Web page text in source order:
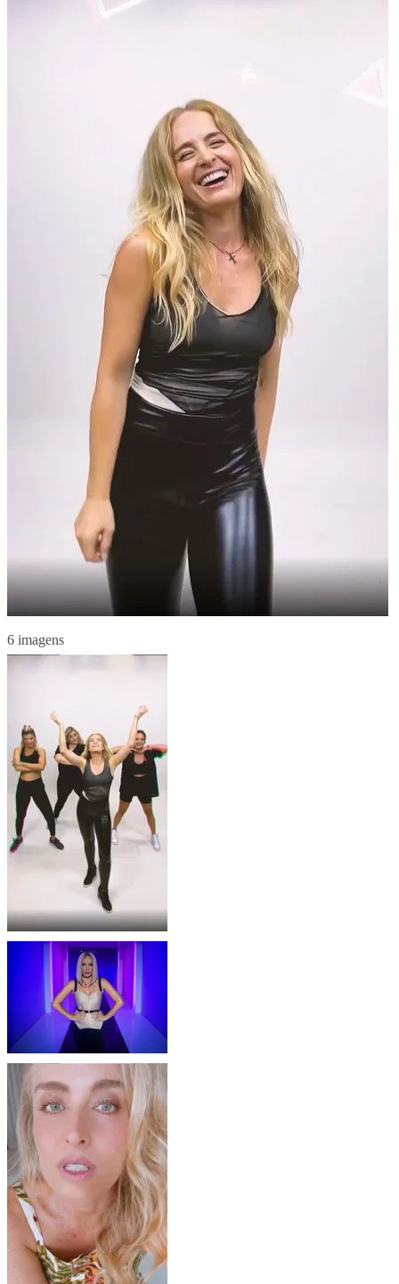
6 imagens